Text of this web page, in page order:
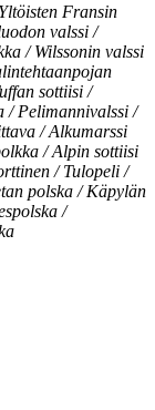
Fransin
valssi /
/ Wilssonin valssi
sottiisi /
/ Pelimannivalssi /
/ Alkumarssi
/ Alpin sottiisi
/ Tulopeli /
polska / Käpylän
/